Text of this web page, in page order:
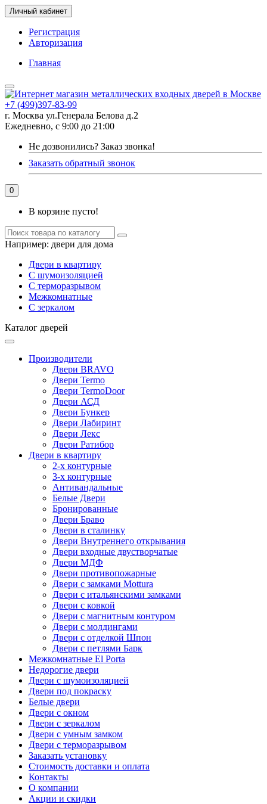
Личный кабинет
Регистрация
Авторизация
Главная
+7 (499)397-83-99
г. Москва ул.Генерала Белова д.2
Ежедневно, с 9:00 до 21:00
Не дозвонились? Заказ звонка!
Заказать обратный звонок
0
В корзине пусто!
Например: двери для дома
Двери в квартиру
С шумоизоляцией
С терморазрывом
Межкомнатные
С зеркалом
Каталог дверей
Производители
Двери BRAVO
Двери Termo
Двери TermoDoor
Двери АСД
Двери Бункер
Двери Лабиринт
Двери Лекс
Двери Ратибор
Двери в квартиру
2-х контурные
3-х контурные
Антивандальные
Белые Двери
Бронированные
Двери Браво
Двери в сталинку
Двери Внутреннего открывания
Двери входные двустворчатые
Двери МДФ
Двери противопожарные
Двери с замками Mottura
Двери с итальянскими замками
Двери с ковкой
Двери с магнитным контуром
Двери с молдингами
Двери с отделкой Шпон
Двери с петлями Барк
Межкомнатные El Porta
Недорогие двери
Двери с шумоизоляцией
Двери под покраску
Белые двери
Двери с окном
Двери с зеркалом
Двери с умным замком
Двери с терморазрывом
Заказать установку
Стоимость доставки и оплата
Контакты
О компании
Акции и скидки